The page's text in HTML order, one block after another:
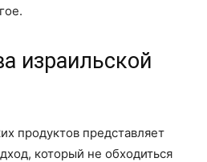
израильской
продуктов представляет
который не обходиться